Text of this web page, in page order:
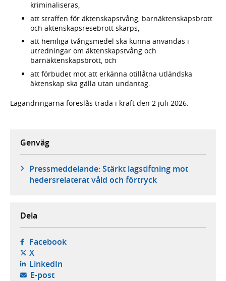
kriminaliseras,
att straffen för äktenskapstvång, barnäktenskapsbrott
och äktenskapsresebrott skärps,
att hemliga tvångsmedel ska kunna användas i
utredningar om äktenskapstvång och
barnäktenskapsbrott, och
att förbudet mot att erkänna otillåtna utländska
äktenskap ska gälla utan undantag.
Lagändringarna föreslås träda i kraft den 2 juli 2026.
Genväg
Pressmeddelande: Stärkt lagstiftning mot
hedersrelaterat våld och förtryck
Dela
Facebook- öppnas i ny flik, extern webbplats,
X- öppnas i ny flik, extern webbplats,
LinkedIn- öppnas i ny flik, extern webbplats,
E-post- öppnar din e-postklient,